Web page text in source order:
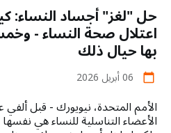
حل "لغز" أجساد النساء:
اعتلال صحة النساء -
بها حيال ذلك
calendar_today 06 أبريل 2026
الأمم المتحدة، نيويورك - قبل ألفي
الأعضاء التناسلية للنساء هي نفسها